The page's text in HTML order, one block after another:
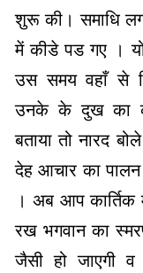
शुरू की। समाधि
में कीडे पड गए ।
उस समय वहाँ से
उनके के दुख का
बताया तो नारद
देह आचार का
। अब आप कार्तिक
रख भगवान का
जैसी हो जाएगी